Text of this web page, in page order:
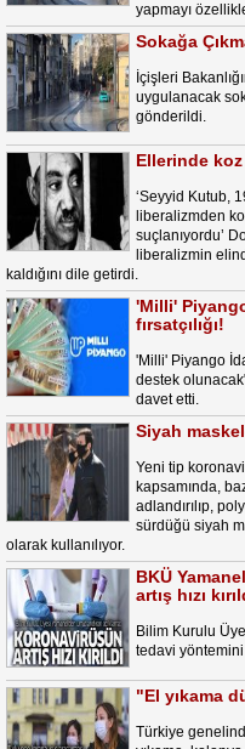
yapmayı
Sokağa
İçişleri
uygulanacak
gönderildi.
Ellerinde
‘Seyyid Kutub,
liberalizmden
suçlanıyordu’
liberalizmin
kaldığını dile getirdi.
'Milli'
fırsatçılığı!
'Milli' Piyango
destek
davet etti.
Siyah
Yeni tip
kapsamında,
adlandırılıp,
sürdüğü siyah
olarak kullanılıyor.
BKÜ
artış hızı
Bilim Kurulu
tedavi yöntemini
"El yıkama
Türkiye